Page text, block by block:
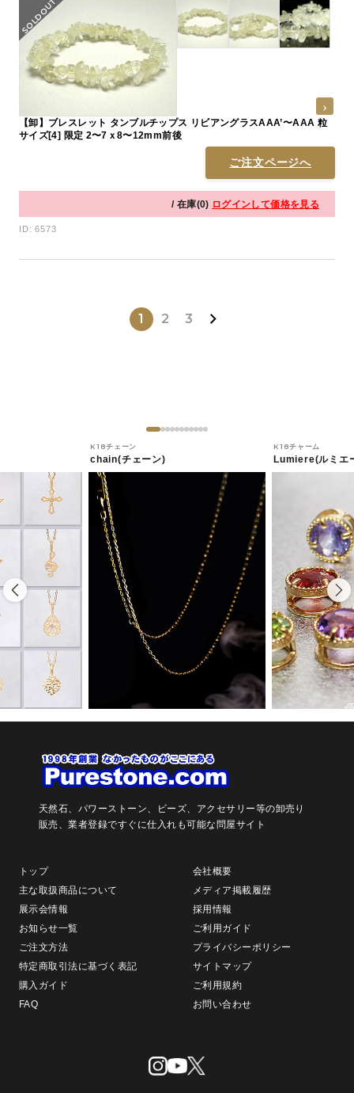
【卸】ブレスレット タンブルチップス リビアングラスAAA’〜AAA 粒
サイズ[4] 限定 2〜7ｘ8〜12mm前後
ご注文ページへ
/ 在庫(0) ログインして価格を見る
ID: 6573
1 2 3
K18チェーン
chain(チェーン)
K18チャーム
Lumiere(ルミエ
天然石、パワーストーン、ビーズ、アクセサリー等の卸売り
販売、業者登録ですぐに仕入れも可能な問屋サイト
トップ
会社概要
主な取扱商品について
メディア掲載履歴
展示会情報
採用情報
お知らせ一覧
ご利用ガイド
ご注文方法
プライバシーポリシー
特定商取引法に基づく表記
サイトマップ
購入ガイド
ご利用規約
FAQ
お問い合わせ